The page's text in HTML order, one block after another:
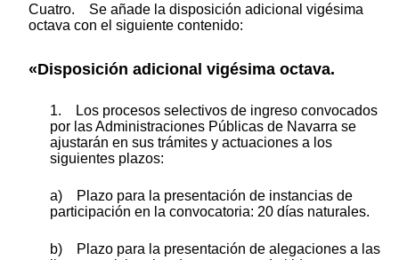
Cuatro. Se añade la disposición adicional vigésima
octava con el siguiente contenido:
«Disposición adicional vigésima octava.
1. Los procesos selectivos de ingreso convocados
por las Administraciones Públicas de Navarra se
ajustarán en sus trámites y actuaciones a los
siguientes plazos:
a) Plazo para la presentación de instancias de
participación en la convocatoria: 20 días naturales.
b) Plazo para la presentación de alegaciones a las